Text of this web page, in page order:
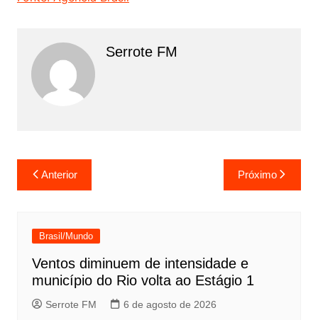
Serrote FM
Navegação
de
Anterior Próximo
Brasil/Mundo
Ventos diminuem de intensidade e
município do Rio volta ao Estágio 1
Serrote FM 6 de agosto de 2026